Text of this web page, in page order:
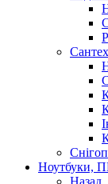
Ноутбуки,
Назад